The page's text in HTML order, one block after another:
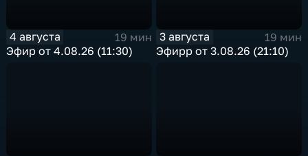
4 августа
19 мин
Эфир от 4.08.26 (11:30)
3 августа
19 мин
Эфирр от 3.08.26 (21:10)